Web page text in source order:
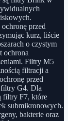
przed
kurz, liście
o czystym
ochrona
Filtry M5
filtracji a
przed
filtry G4. Dla
filtry F7, które
submikronowych.
bakterie oraz